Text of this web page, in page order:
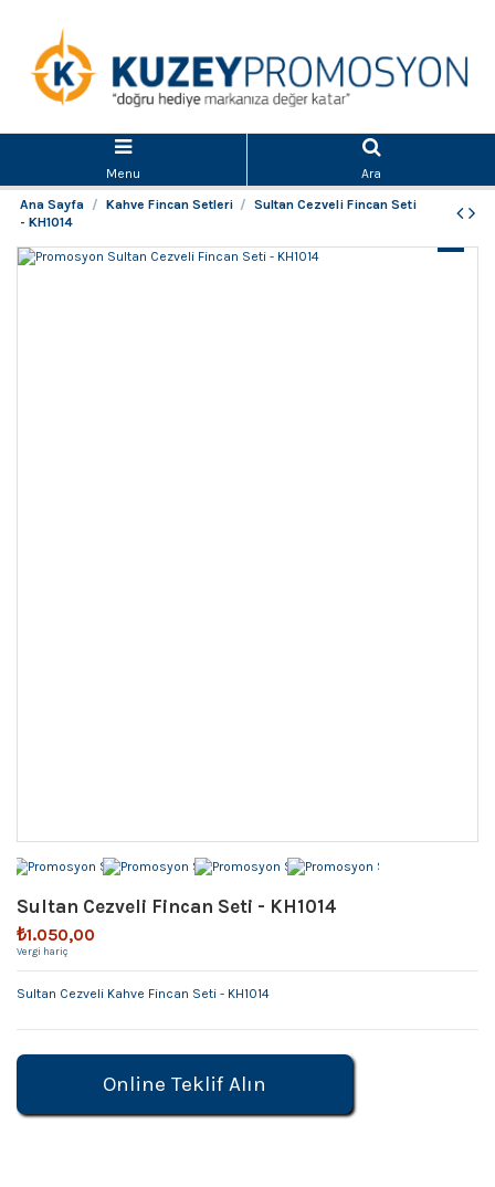
Menu
Ara
Ana Sayfa
Kahve Fincan Setleri
Sultan Cezveli Fincan Seti
- KH1014
Sultan Cezveli Fincan Seti - KH1014
₺1.050,00
Vergi hariç
Sultan Cezveli Kahve Fincan Seti - KH1014
Online Teklif Alın